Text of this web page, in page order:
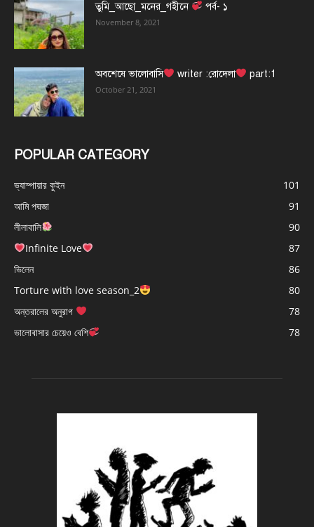
তুমি_আছো_মনের_গহীনে পর্ব- ১
November 8, 2021
অবশেষে ভালোবাসি writer :রোদেলা part:1
October 21, 2021
POPULAR CATEGORY
ভ্যাম্পায়ার কুইন
101
আমি পদ্মজা
91
লীলাবালি
90
Infinite Love
87
ভিলেন
86
Torture with love season_2
80
অন্তরালের অনুরাগ
78
ভালোবাসার চেয়েও বেশি
78